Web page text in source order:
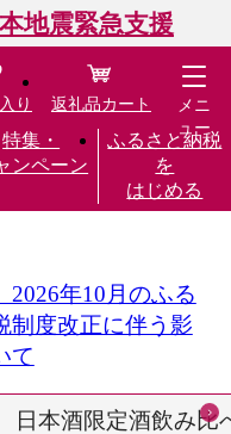
地震緊急支援
特集・
ンペーン
ふるさと納税
を
はじめる
り 返礼品カート
メニ
ュー
2026年10月のふる
制度改正に伴う影
て
日本酒限定酒飲み